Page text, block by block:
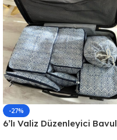
-27%
6’lı Valiz Düzenleyici Bavul